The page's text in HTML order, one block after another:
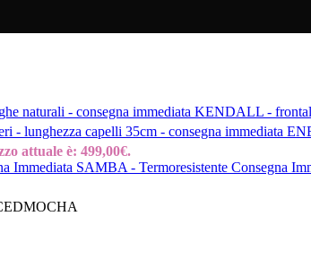
KENDALL -
attuale è: 499,00€.
SAMBA - Termoresistente Consegna